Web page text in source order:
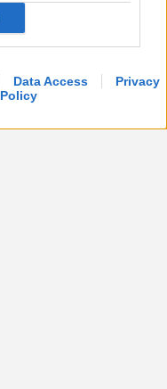
Data Access
Privacy
Policy